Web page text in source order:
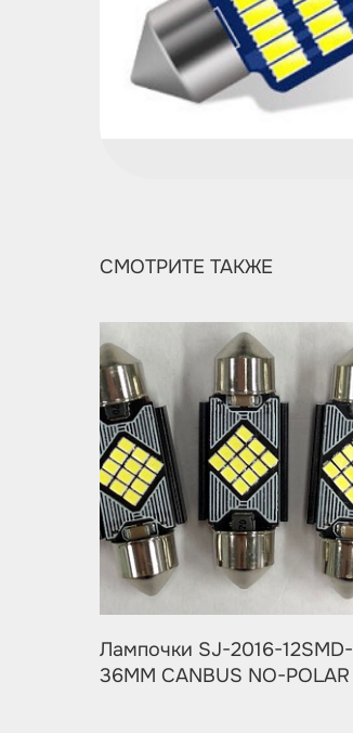
СМОТРИТЕ ТАКЖЕ
Лампочки SJ-2016-12SMD-
36MM CANBUS NO-POLAR